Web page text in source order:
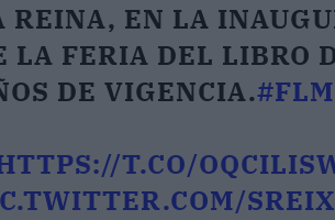
REINA, EN LA
LA FERIA DEL LIBRO
DE VIGENCIA.
T.CO/